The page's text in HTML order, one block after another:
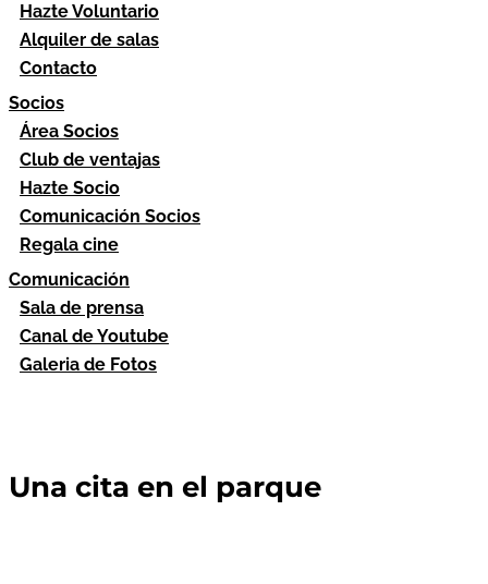
Hazte Voluntario
Alquiler de salas
Contacto
Socios
Área Socios
Club de ventajas
Hazte Socio
Comunicación Socios
Regala cine
Comunicación
Sala de prensa
Canal de Youtube
Galeria de Fotos
Una cita en el parque